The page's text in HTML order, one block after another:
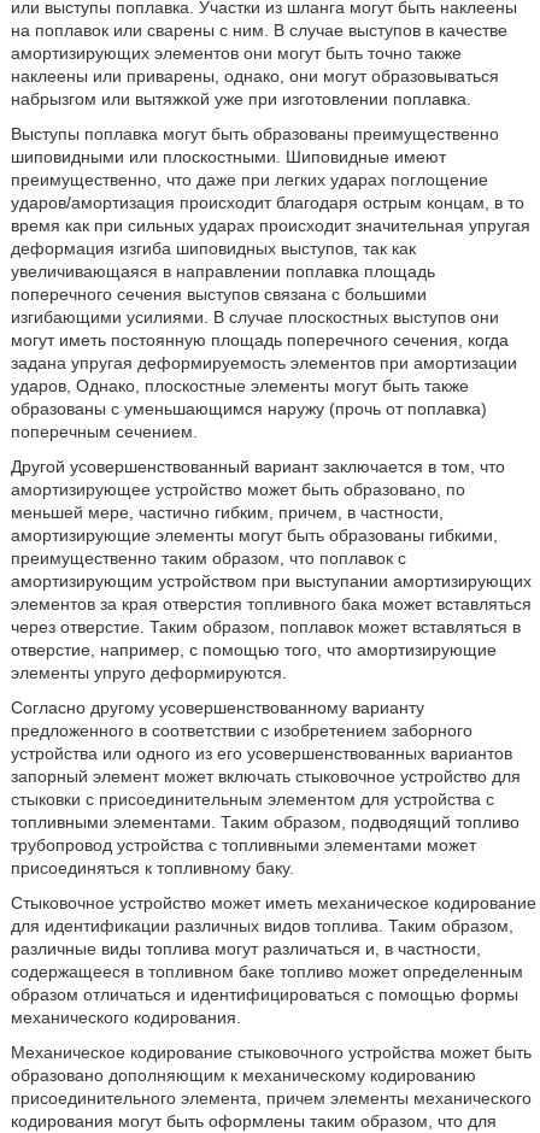
или выступы поплавка. Участки из шланга могут быть наклеены
на поплавок или сварены с ним. В случае выступов в качестве
амортизирующих элементов они могут быть точно также
наклеены или приварены, однако, они могут образовываться
набрызгом или вытяжкой уже при изготовлении поплавка.
Выступы поплавка могут быть образованы преимущественно
шиповидными или плоскостными. Шиповидные имеют
преимущественно, что даже при легких ударах поглощение
ударов/амортизация происходит благодаря острым концам, в то
время как при сильных ударах происходит значительная упругая
деформация изгиба шиповидных выступов, так как
увеличивающаяся в направлении поплавка площадь
поперечного сечения выступов связана с большими
изгибающими усилиями. В случае плоскостных выступов они
могут иметь постоянную площадь поперечного сечения, когда
задана упругая деформируемость элементов при амортизации
ударов, Однако, плоскостные элементы могут быть также
образованы с уменьшающимся наружу (прочь от поплавка)
поперечным сечением.
Другой усовершенствованный вариант заключается в том, что
амортизирующее устройство может быть образовано, по
меньшей мере, частично гибким, причем, в частности,
амортизирующие элементы могут быть образованы гибкими,
преимущественно таким образом, что поплавок с
амортизирующим устройством при выступании амортизирующих
элементов за края отверстия топливного бака может вставляться
через отверстие. Таким образом, поплавок может вставляться в
отверстие, например, с помощью того, что амортизирующие
элементы упруго деформируются.
Согласно другому усовершенствованному варианту
предложенного в соответствии с изобретением заборного
устройства или одного из его усовершенствованных вариантов
запорный элемент может включать стыковочное устройство для
стыковки с присоединительным элементом для устройства с
топливными элементами. Таким образом, подводящий топливо
трубопровод устройства с топливными элементами может
присоединяться к топливному баку.
Стыковочное устройство может иметь механическое кодирование
для идентификации различных видов топлива. Таким образом,
различные виды топлива могут различаться и, в частности,
содержащееся в топливном баке топливо может определенным
образом отличаться и идентифицироваться с помощью формы
механического кодирования.
Механическое кодирование стыковочного устройства может быть
образовано дополняющим к механическому кодированию
присоединительного элемента, причем элементы механического
кодирования могут быть оформлены таким образом, что для